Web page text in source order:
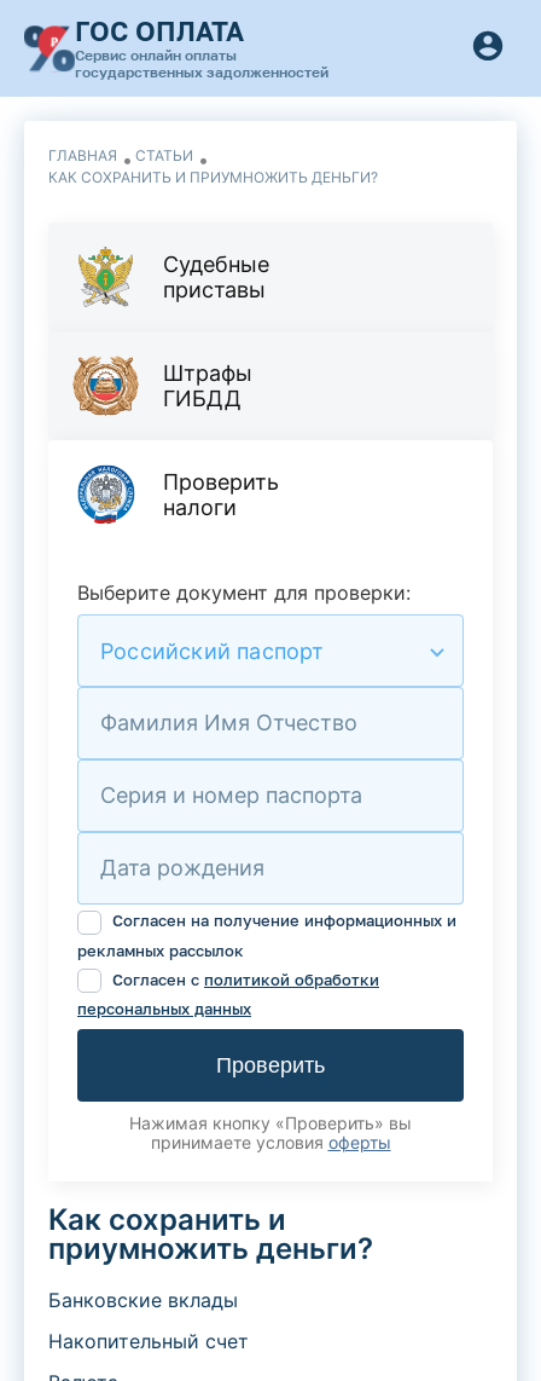
ГОС ОПЛАТА
Сервис онлайн оплаты
государственных задолженностей
ГЛАВНАЯ
СТАТЬИ
КАК СОХРАНИТЬ И ПРИУМНОЖИТЬ ДЕНЬГИ?
Судебные
приставы
Штрафы
ГИБДД
Проверить
налоги
Выберите документ для проверки:
Российский паспорт
Фамилия Имя Отчество
Серия и номер паспорта
Дата рождения
Согласен на получение информационных и
рекламных рассылок
Согласен с политикой обработки
персональных данных
Проверить
Нажимая кнопку «Проверить» вы
принимаете условия оферты
Как сохранить и
приумножить деньги?
Банковские вклады
Накопительный счет